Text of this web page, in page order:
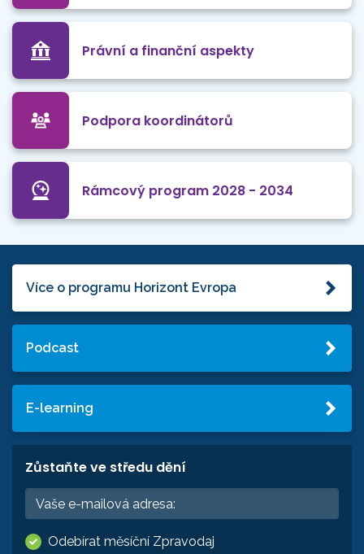
Právní a finanční aspekty
Podpora koordinátorů
Rámcový program 2028 - 2034
Více o programu Horizont Evropa
Podcast
E-learning
Zůstaňte ve středu dění
Odebírat měsíční Zpravodaj